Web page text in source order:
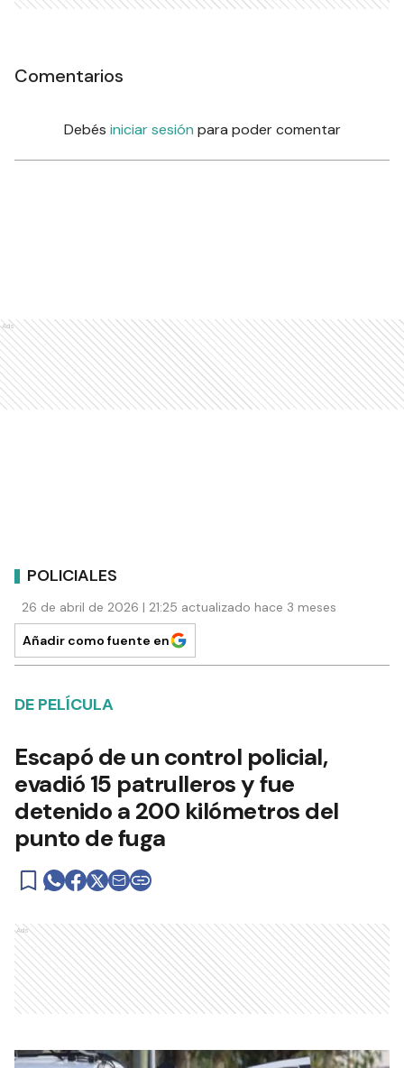
Comentarios
Debés iniciar sesión para poder comentar
Ads
POLICIALES
26 de abril de 2026 | 21:25 actualizado hace 3 meses
Añadir como fuente en
DE PELÍCULA
Escapó de un control policial,
evadió 15 patrulleros y fue
detenido a 200 kilómetros del
punto de fuga
Ads